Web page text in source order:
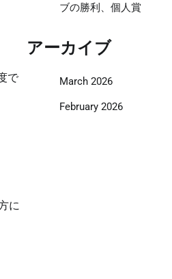
で
に
ブの勝利、個人賞
アーカイブ
March 2026
February 2026